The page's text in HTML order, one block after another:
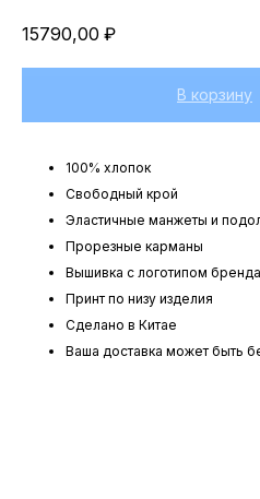
15790,00 ₽
В корзину
100% хлопок
Свободный крой
Эластичные манжеты и
Прорезные карманы
Вышивка с логотипом
Принт по низу изделия
Сделано в Китае
Ваша доставка может быть